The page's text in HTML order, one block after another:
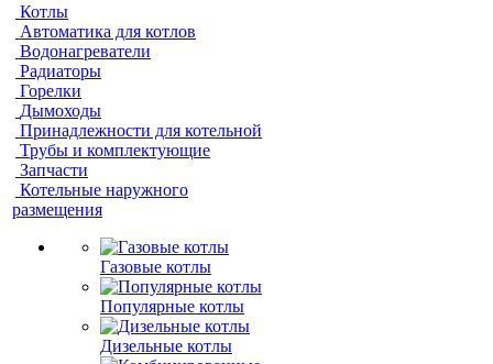
Котлы
Автоматика для котлов
Водонагреватели
Радиаторы
Горелки
Дымоходы
Принадлежности для котельной
Трубы и комплектующие
Запчасти
Котельные наружного
размещения
Газовые котлы
Популярные котлы
Дизельные котлы